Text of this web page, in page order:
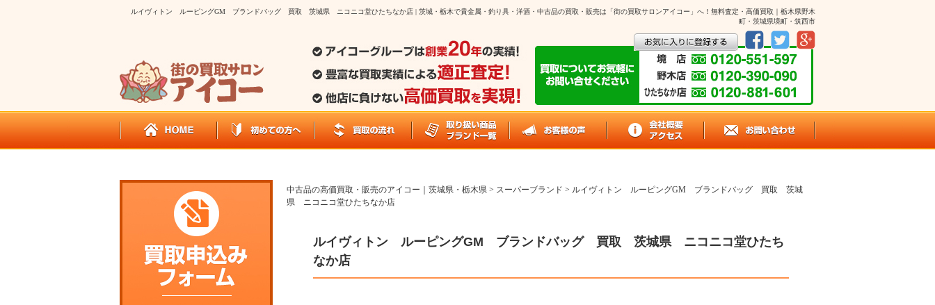
ルイヴィトン ルーピングGM ブランドバッグ 買取 茨城県 ニコニコ堂ひたちなか店 | 茨城・栃木で貴金属・釣り具・洋酒・中古品の買取・販売は「街の買取サロンアイコー」へ！無料査定・高価買取｜栃木県野木
町・茨城県境町・筑西市
中古品の高価買取・販売のアイコー｜茨城県・栃木県 > スーパーブランド > ルイヴィトン ルーピングGM ブランドバッグ 買取 茨城
県 ニコニコ堂ひたちなか店
ルイヴィトン ルーピングGM ブランドバッグ 買取 茨城県 ニコニコ堂ひたち
なか店